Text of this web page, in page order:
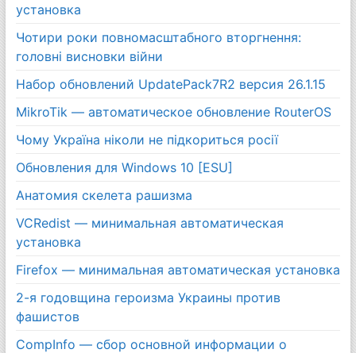
установка
Чотири роки повномасштабного вторгнення:
головні висновки війни
Набор обновлений UpdatePack7R2 версия 26.1.15
MikroTik — автоматическое обновление RouterOS
Чому Україна ніколи не підкориться росії
Обновления для Windows 10 [ESU]
Анатомия скелета рашизма
VCRedist — минимальная автоматическая
установка
Firefox — минимальная автоматическая установка
2-я годовщина героизма Украины против
фашистов
CompInfo — сбор основной информации о